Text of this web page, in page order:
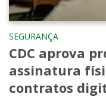
SEGURANÇA
CDC aprova
assinatura
contratos